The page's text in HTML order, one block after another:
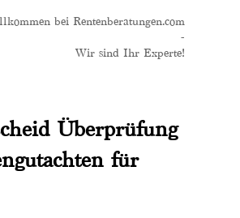
bei Rentenberatungen.com
-
Wir sind Ihr Experte!
Überprüfung
für